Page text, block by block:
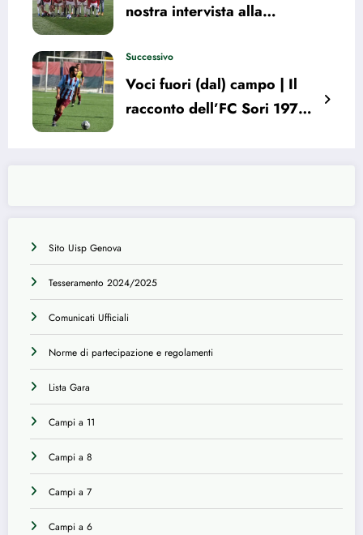
Sito Uisp Genova
Tesseramento 2024/2025
Comunicati Ufficiali
Norme di partecipazione e regolamenti
Lista Gara
Campi a 11
Campi a 8
Campi a 7
Campi a 6
nostra intervista alla
Duglas
Successivo
Voci fuori (dal) campo | Il
racconto dell’FC Sori 1971